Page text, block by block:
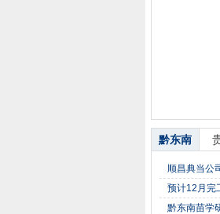
黔东南
顺昌典当公
预计12月完
黔东南苗学